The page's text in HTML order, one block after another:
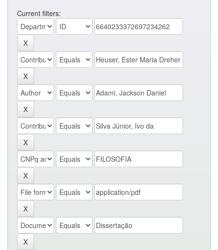
Current filters: